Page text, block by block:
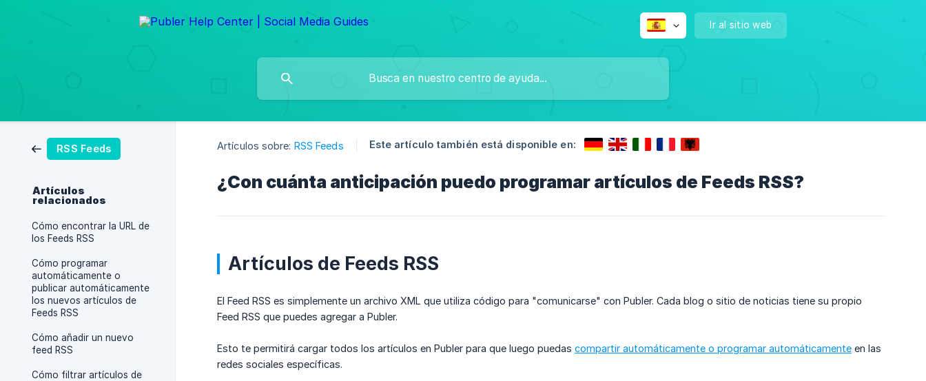
Ir al sitio web
RSS Feeds
Artículos
relacionados
Cómo encontrar la URL de
los Feeds RSS
Cómo programar
automáticamente o
publicar automáticamente
los nuevos artículos de
Feeds RSS
Cómo añadir un nuevo
feed RSS
Cómo filtrar artículos de
Artículos sobre: RSS Feeds Este artículo también está disponible en:
¿Con cuánta anticipación puedo programar artículos de Feeds RSS?
Artículos de Feeds RSS
El Feed RSS es simplemente un archivo XML que utiliza código para "comunicarse" con Publer. Cada blog o sitio de noticias tiene su propio
Feed RSS que puedes agregar a Publer.
Esto te permitirá cargar todos los artículos en Publer para que luego puedas compartir automáticamente o programar automáticamente en las
redes sociales específicas.